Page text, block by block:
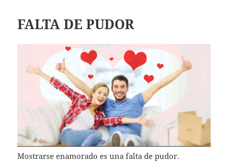
FALTA DE PUDOR
Mostrarse enamorado es una falta de pudor.